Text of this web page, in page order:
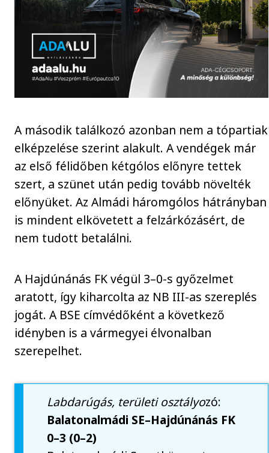
A második találkozó azonban nem a tópartiak
elképzelése szerint alakult. A vendégek már
az első félidőben kétgólos előnyre tettek
szert, a szünet után pedig tovább növelték
előnyüket. Az Almádi háromgólos hátrányban
is mindent elkövetett a felzárkózásért, de
nem tudott betalálni.
A Hajdúnánás FK végül 3–0-s győzelmet
aratott, így kiharcolta az NB III-as szereplés
jogát. A BSE címvédőként a következő
idényben is a vármegyei élvonalban
szerepelhet.
Labdarúgás, területi osztályozó:
Balatonalmádi SE–Hajdúnánás FK
0–3 (0–2)